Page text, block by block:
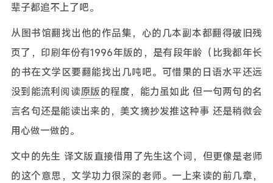
辈子都追不上了吧。
从图书馆翻找出他的作品集，心的几本副本都翻得破旧残
页了，印刷年份有1996年版的，是有段年龄（比我都年长
的书在文学区要翻能找出几吨吧。可惜果的日语水平还远
没到能流利阅读原版的程度，能力虽如此 但一句两句的名
言名句还是能读出来的，美文摘抄发推这种事 还是稍微会
用心做一做的。
文中的先生 译文版直接借用了先生这个词，但更像是老师
的这个意思，文学功力很深的老师。一上来读的前几章，